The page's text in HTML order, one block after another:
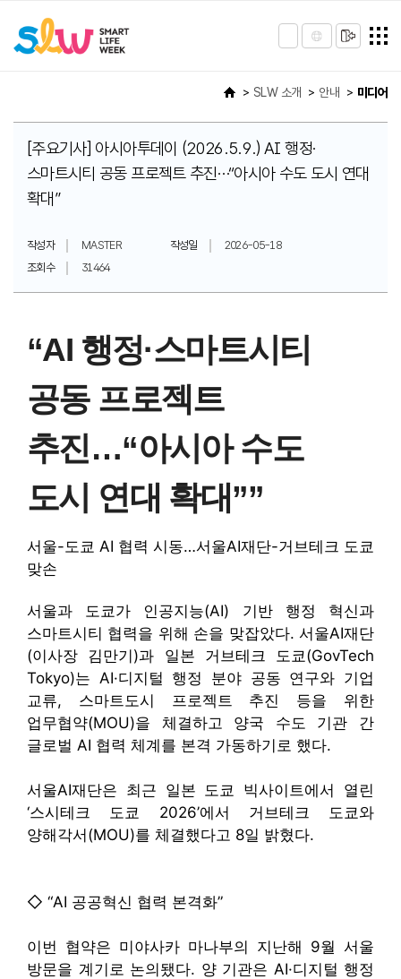
SLW 소개 안내 미디어
[주요기사] 아시아투데이 (2026.5.9.) AI 행정·
스마트시티 공동 프로젝트 추진…“아시아 수도 도시 연대
확대”
작성자 MASTER 작성일
2026-05-18
조회수
31464
“AI 행정·스마트시티
공동 프로젝트
추진…“아시아 수도
도시 연대 확대””
서울-도쿄 AI 협력 시동…서울AI재단-거브테크 도쿄
맞손
서울과 도쿄가 인공지능(AI) 기반 행정 혁신과
스마트시티 협력을 위해 손을 맞잡았다. 서울AI재단
(이사장 김만기)과 일본 거브테크 도쿄(GovTech
Tokyo)는 AI·디지털 행정 분야 공동 연구와 기업
교류, 스마트도시 프로젝트 추진 등을 위한
업무협약(MOU)을 체결하고 양국 수도 기관 간
글로벌 AI 협력 체계를 본격 가동하기로 했다.
서울AI재단은 최근 일본 도쿄 빅사이트에서 열린
‘스시테크 도쿄 2026’에서 거브테크 도쿄와
양해각서(MOU)를 체결했다고 8일 밝혔다.
◇ “AI 공공혁신 협력 본격화”
이번 협약은 미야사카 마나부의 지난해 9월 서울
방문을 계기로 논의됐다. 양 기관은 AI·디지털 행정